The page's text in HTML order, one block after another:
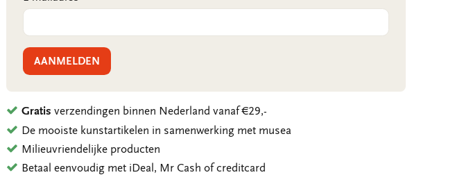
AANMELDEN
Gratis verzendingen binnen Nederland vanaf €29,-
De mooiste kunstartikelen in samenwerking met musea
Milieuvriendelijke producten
Betaal eenvoudig met iDeal, Mr Cash of creditcard